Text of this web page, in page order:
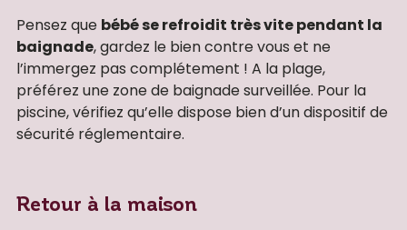
Pensez que bébé se refroidit très vite pendant la
baignade, gardez le bien contre vous et ne
l’immergez pas complétement ! A la plage,
préférez une zone de baignade surveillée. Pour la
piscine, vérifiez qu’elle dispose bien d’un dispositif de
sécurité réglementaire.
Retour à la maison